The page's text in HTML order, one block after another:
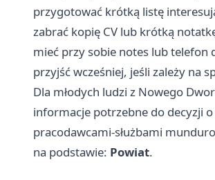
przygotować krótką listę
zabrać kopię CV lub krótką
mieć przy sobie notes lub
przyjść wcześniej, jeśli zależy na
Dla młodych ludzi z Nowego
informacje potrzebne do decyzji
pracodawcami‑służbami
na podstawie: Powiat.